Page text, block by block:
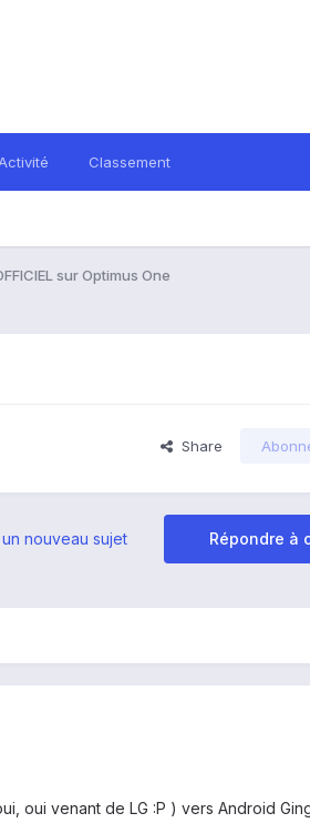
Activité Classement
sur Optimus One
Share
Répondre à
nouveau sujet
oui venant de LG :P ) vers Android